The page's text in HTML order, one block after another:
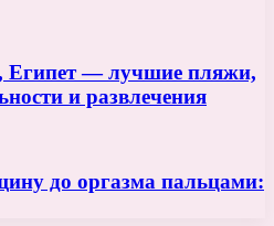
Египет — лучшие пляжи,
и развлечения
до оргазма пальцами: